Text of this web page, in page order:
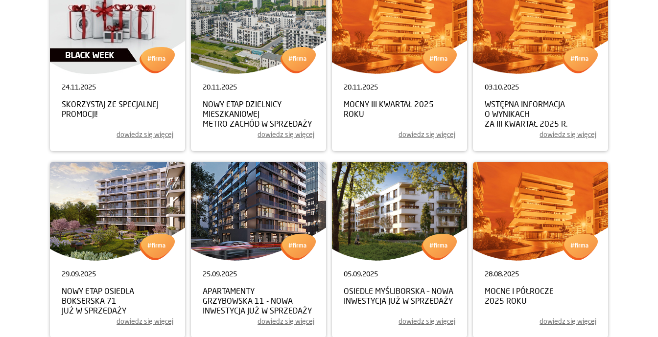
24.11.2025
SKORZYSTAJ ZE SPECJALNEJ
PROMOCJI!
dowiedz się więcej
20.11.2025
NOWY ETAP DZIELNICY
MIESZKANIOWEJ
METRO ZACHÓD W SPRZEDAŻY
dowiedz się więcej
20.11.2025
MOCNY III KWARTAŁ 2025
ROKU
dowiedz się więcej
03.10.2025
WSTĘPNA INFORMACJA
O WYNIKACH
ZA III KWARTAŁ 2025 R.
dowiedz się więcej
29.09.2025
NOWY ETAP OSIEDLA
BOKSERSKA 71
JUŻ W SPRZEDAŻY
dowiedz się więcej
25.09.2025
APARTAMENTY
GRZYBOWSKA 11 - NOWA
INWESTYCJA JUŻ W SPRZEDAŻY
dowiedz się więcej
05.09.2025
OSIEDLE MYŚLIBORSKA – NOWA
INWESTYCJA JUŻ W SPRZEDAŻY
dowiedz się więcej
28.08.2025
MOCNE I PÓŁROCZE
2025 ROKU
dowiedz się więcej